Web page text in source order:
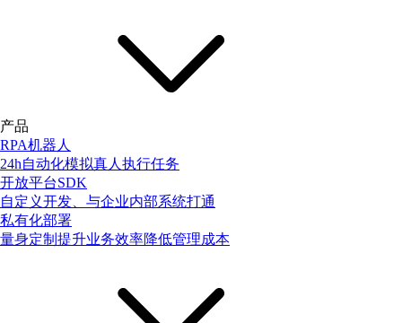
产品
RPA机器人
24h自动化模拟真人执行任务
开放平台SDK
自定义开发、与企业内部系统打通
私有化部署
量身定制提升业务效率降低管理成本